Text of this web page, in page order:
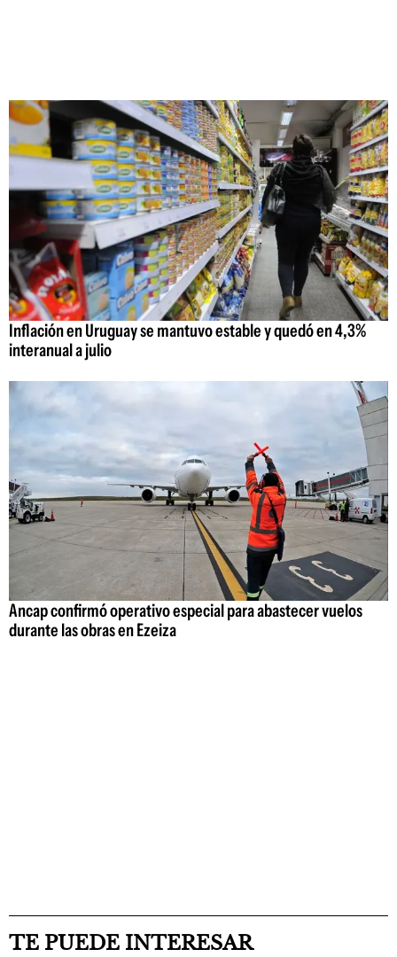
Inflación en Uruguay se mantuvo estable y quedó en 4,3%
interanual a julio
Ancap confirmó operativo especial para abastecer vuelos
durante las obras en Ezeiza
TE PUEDE INTERESAR